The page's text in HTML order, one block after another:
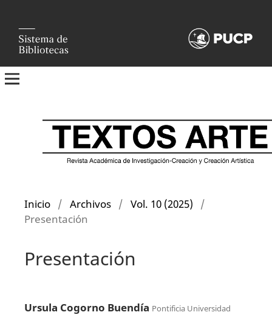
Inicio / Archivos / Vol. 10 (2025)
/
Presentación
Presentación
Ursula Cogorno Buendía Pontificia Universidad